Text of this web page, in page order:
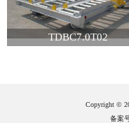
TDBC7.0T02
Copyright ©
备案